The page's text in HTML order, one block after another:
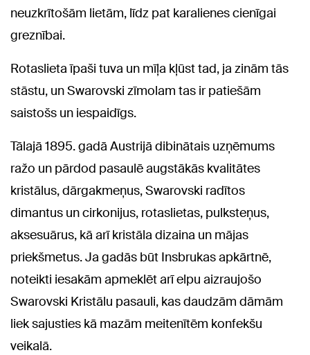
neuzkrītošām lietām, līdz pat karalienes cienīgai
greznībai.
Rotaslieta īpaši tuva un mīļa kļūst tad, ja zinām tās
stāstu, un Swarovski zīmolam tas ir patiešām
saistošs un iespaidīgs.
Tālajā 1895. gadā Austrijā dibinātais uzņēmums
ražo un pārdod pasaulē augstākās kvalitātes
kristālus, dārgakmeņus, Swarovski radītos
dimantus un cirkonijus, rotaslietas, pulksteņus,
aksesuārus, kā arī kristāla dizaina un mājas
priekšmetus. Ja gadās būt Insbrukas apkārtnē,
noteikti iesakām apmeklēt arī elpu aizraujošo
Swarovski Kristālu pasauli, kas daudzām dāmām
liek sajusties kā mazām meitenītēm konfekšu
veikalā.